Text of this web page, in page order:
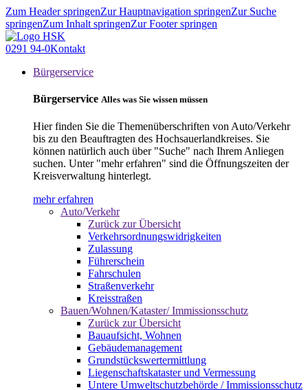
Zum Header springenZur Hauptnavigation springenZur Suche
springenZum Inhalt springenZur Footer springen
0291 94-0Kontakt
Bürgerservice
Bürgerservice Alles was Sie wissen müssen
Hier finden Sie die Themenüberschriften von Auto/Verkehr
bis zu den Beauftragten des Hochsauerlandkreises. Sie
können natürlich auch über "Suche" nach Ihrem Anliegen
suchen. Unter "mehr erfahren" sind die Öffnungszeiten der
Kreisverwaltung hinterlegt.
mehr erfahren
Auto/Verkehr
Zurück zur Übersicht
Verkehrsordnungswidrigkeiten
Zulassung
Führerschein
Fahrschulen
Straßenverkehr
Kreisstraßen
Bauen/Wohnen/Kataster/ Immissionsschutz
Zurück zur Übersicht
Bauaufsicht, Wohnen
Gebäudemanagement
Grundstückswertermittlung
Liegenschaftskataster und Vermessung
Untere Umweltschutzbehörde / Immissionsschutz